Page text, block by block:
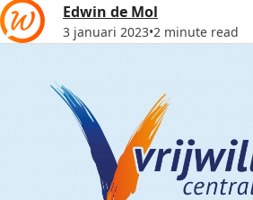
Edwin de Mol
3 januari 2023•2 minute read